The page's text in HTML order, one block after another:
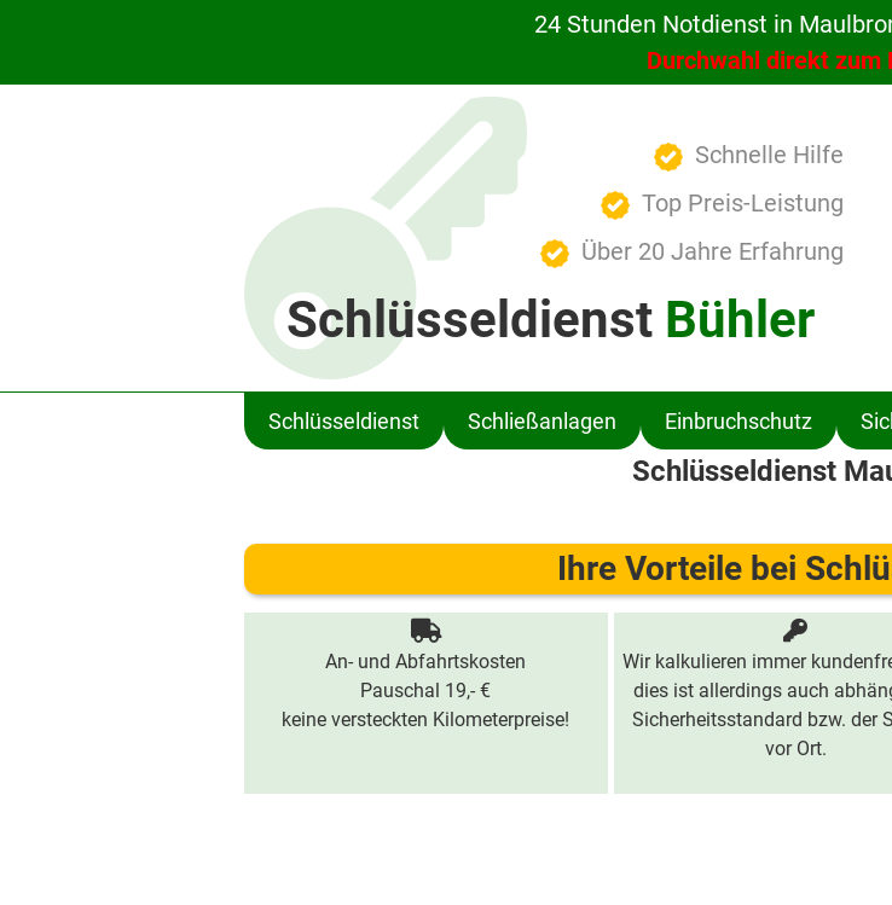
24 Stunden Notdienst in
Durchwahl direkt zum
Schnelle Hilfe
Top Preis-Leistung
Über 20 Jahre Erfahrung
Schlüsseldienst Bühler
Schlüsseldienst Schließanlagen Einbruchschutz
Schlüsseldienst
Ihre Vorteile bei
An- und Abfahrtskosten
Pauschal 19,- €
keine versteckten Kilometerpreise!
Wir kalkulieren immer
dies ist allerdings auch
Sicherheitsstandard bzw. der
vor Ort.